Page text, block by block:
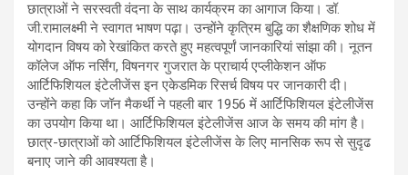
छात्राओं ने सरस्वती वंदना के साथ कार्यक्रम का आगाज किया। डॉ.
जी.रामालक्ष्मी ने स्वागत भाषण पढ़ा। उन्होंने कृत्रिम बुद्धि का शैक्षणिक शोध में
योगदान विषय को रेखांकित करते हुए महत्वपूर्णं जानकारियां सांझा की। नूतन
कॉलेज ऑफ नर्सिंग, विषनगर गुजरात के प्राचार्य एप्लीकेशन ऑफ
आर्टिफिशियल इंटेलीजेंस इन एकेडमिक रिसर्च विषय पर जानकारी दी।
उन्होंने कहा कि जॉन मैकर्थी ने पहली बार 1956 में आर्टिफिशियल इंटेलीजेंस
का उपयोग किया था। आर्टिफिशियल इंटेलीजेंस आज के समय की मांग है।
छात्र-छात्राओं को आर्टिफिशियल इंटेलीजेंस के लिए मानसिक रूप से सुदृढ
बनाए जाने की आवश्यता है।